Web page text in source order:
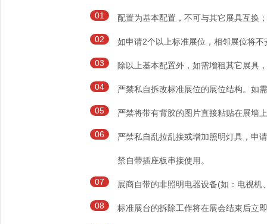
01 配置为基本配置，不可与其它展具互换
02 如申请2个以上标准展位，相邻展位将
03 除以上基本配置外，如需增租其它展具
04 严禁私自拆改标准展位的展位结构。如
05 严禁将带有背胶的图片直接粘贴在展墙
06 严禁私自乱拉乱接或增加照明灯具，申
禁自带插座板串接使用。
07 展商自带的非照明电器设备(如：电视
08 标准展台的拆除工作将在展会结束后立